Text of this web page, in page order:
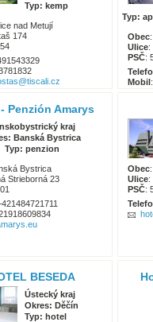
Typ: kemp
nad Metují
174
Typ:
Obec
Ulice:
PSČ:
Mobil
Penzión Amarys
kraj
Banská Bystrica
Typ: penzion
Bystrica
Strieborná 23
Obec
Ulice:
PSČ:
BESEDA
Ústecký kraj
Okres: Děčín
Typ: hotel